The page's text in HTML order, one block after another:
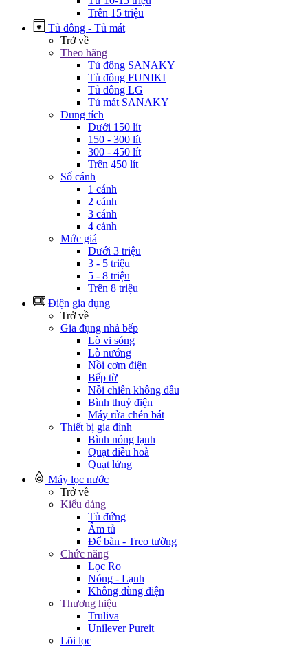
Trên 15 triệu
Tủ đông - Tủ mát
Trở về
Theo hãng
Tủ đông SANAKY
Tủ đông FUNIKI
Tủ đông LG
Tủ mát SANAKY
Dung tích
Dưới 150 lít
150 - 300 lít
300 - 450 lít
Trên 450 lít
Số cánh
1 cánh
2 cánh
3 cánh
4 cánh
Mức giá
Dưới 3 triệu
3 - 5 triệu
5 - 8 triệu
Trên 8 triệu
Điện gia dụng
Trở về
Gia đụng nhà bếp
Lò vi sóng
Lò nướng
Nồi cơm điện
Bếp từ
Nồi chiên không dầu
Bình thuỷ điện
Máy rửa chén bát
Thiết bị gia đình
Bình nóng lạnh
Quạt điều hoà
Quạt lửng
Máy lọc nước
Trở về
Kiểu dáng
Tủ đứng
Âm tủ
Để bàn - Treo tường
Chức năng
Lọc Ro
Nóng - Lạnh
Không dùng điện
Thương hiệu
Truliva
Unilever Pureit
Lõi lọc